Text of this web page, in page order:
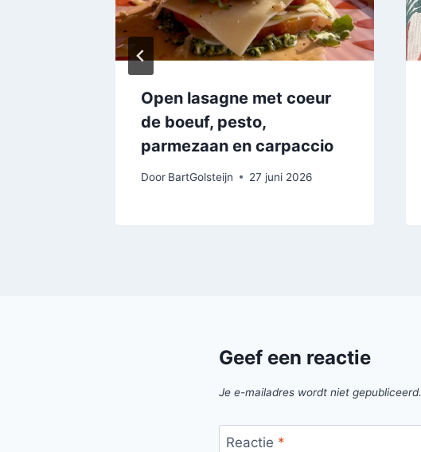
Open lasagne met coeur
de boeuf, pesto,
parmezaan en carpaccio
Door BartGolsteijn 27 juni 2026
Geef een reactie
Je e-mailadres wordt niet gepubliceerd.
Reactie *